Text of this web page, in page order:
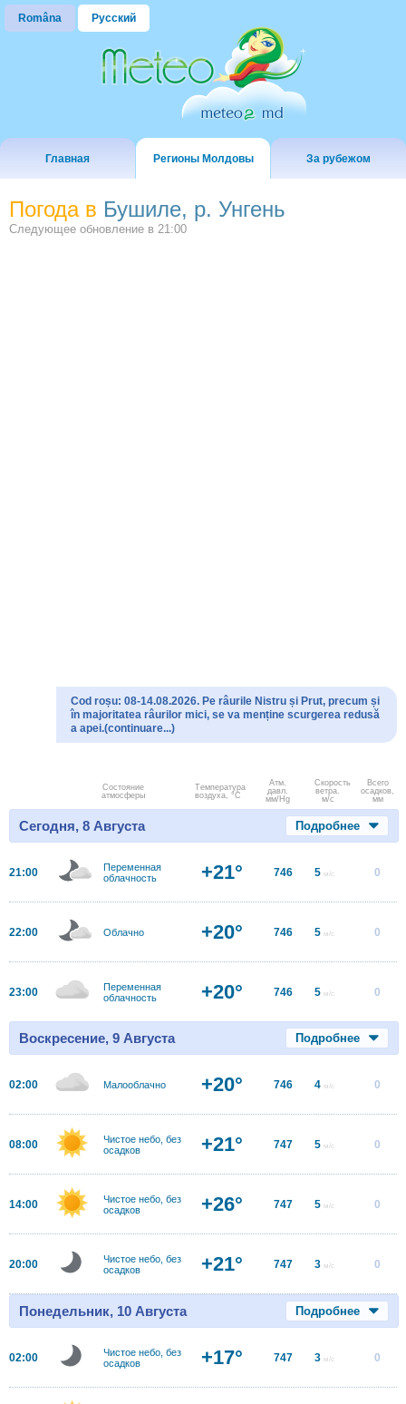
Româna Русский
Главная Регионы Молдовы За рубежом
Погода в Бушиле, р. Унгень
Следующее обновление в 21:00
Cod roșu: 08-14.08.2026. Pe râurile Nistru și Prut, precum și
în majoritatea râurilor mici, se va menține scurgerea redusă
a apei.(continuare...)
Состояние
атмосферы
Температура
воздуха, °C
Атм.
давл.
мм/Hg
Скорость
ветра.
м/с
Всего
осадков,
мм
Сегодня, 8 Августа Подробнее
21:00
Переменная
облачность
+21° 746 5 м/с 0
22:00 Облачно +20° 746 5 м/с 0
23:00
Переменная
облачность
+20° 746 5 м/с 0
Воскресение, 9 Августа Подробнее
02:00 Малооблачно +20° 746 4 м/с 0
08:00
Чистое небо, без
осадков
+21° 747 5 м/с 0
14:00
Чистое небо, без
осадков
+26° 747 5 м/с 0
20:00
Чистое небо, без
осадков
+21° 747 3 м/с 0
Понедельник, 10 Августа Подробнее
02:00
Чистое небо, без
осадков
+17° 747 3 м/с 0